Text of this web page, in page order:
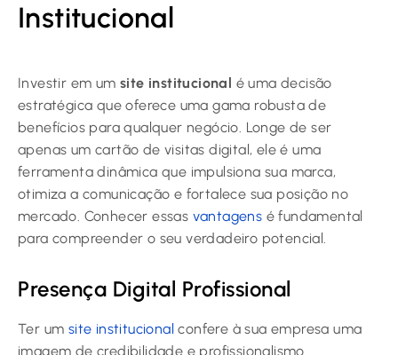
Institucional
Investir em um site institucional é uma decisão
estratégica que oferece uma gama robusta de
benefícios para qualquer negócio. Longe de ser
apenas um cartão de visitas digital, ele é uma
ferramenta dinâmica que impulsiona sua marca,
otimiza a comunicação e fortalece sua posição no
mercado. Conhecer essas vantagens é fundamental
para compreender o seu verdadeiro potencial.
Presença Digital Profissional
Ter um site institucional confere à sua empresa uma
imagem de credibilidade e profissionalismo